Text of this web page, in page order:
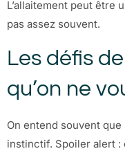
L’allaitement peut être
pas assez souvent.
Les défis
qu’on ne
On entend souvent que
instinctif. Spoiler alert :